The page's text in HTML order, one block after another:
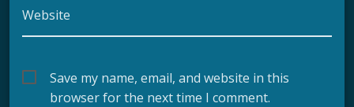
Website
Save my name, email, and website in this
browser for the next time I comment.